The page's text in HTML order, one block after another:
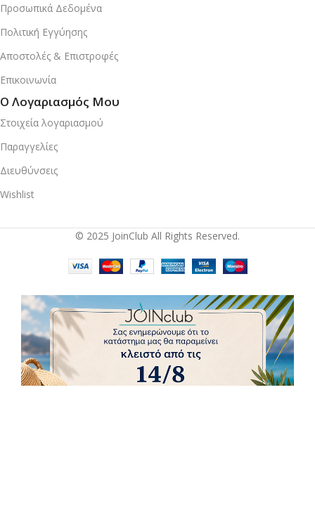
Προσωπικά Δεδομένα
Πολιτική Εγγύησης
Αποστολές & Επιστροφές
Επικοινωνία
Ο Λογαριασμός Μου
Στοιχεία λογαριασμού
Παραγγελίες
Διευθύνσεις
Wishlist
© 2025 JoinClub All Rights Reserved.